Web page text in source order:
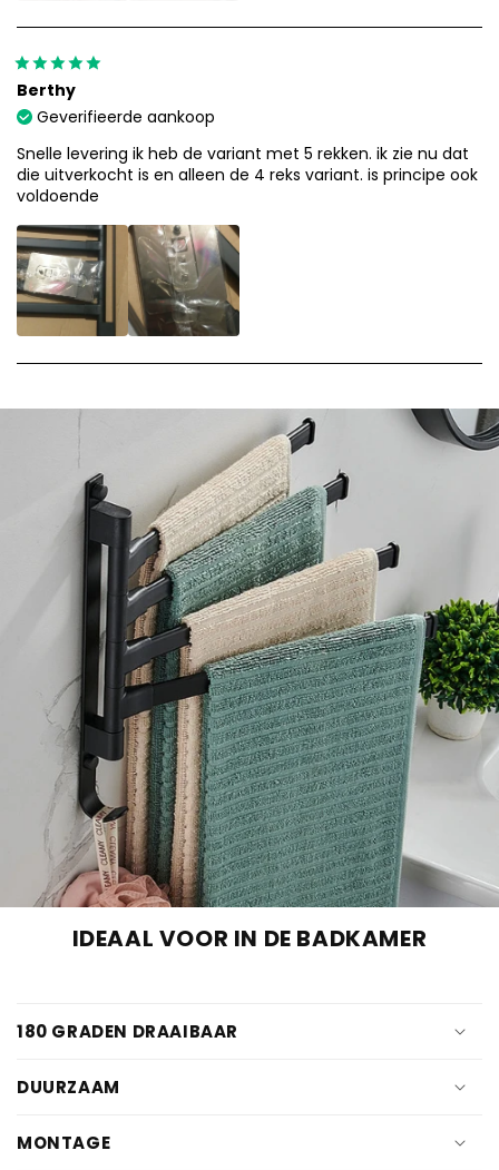
Berthy
Geverifieerde aankoop
Snelle levering ik heb de variant met 5 rekken. ik zie nu dat
die uitverkocht is en alleen de 4 reks variant. is principe ook
voldoende
IDEAAL VOOR IN DE BADKAMER
180 GRADEN DRAAIBAAR
DUURZAAM
MONTAGE